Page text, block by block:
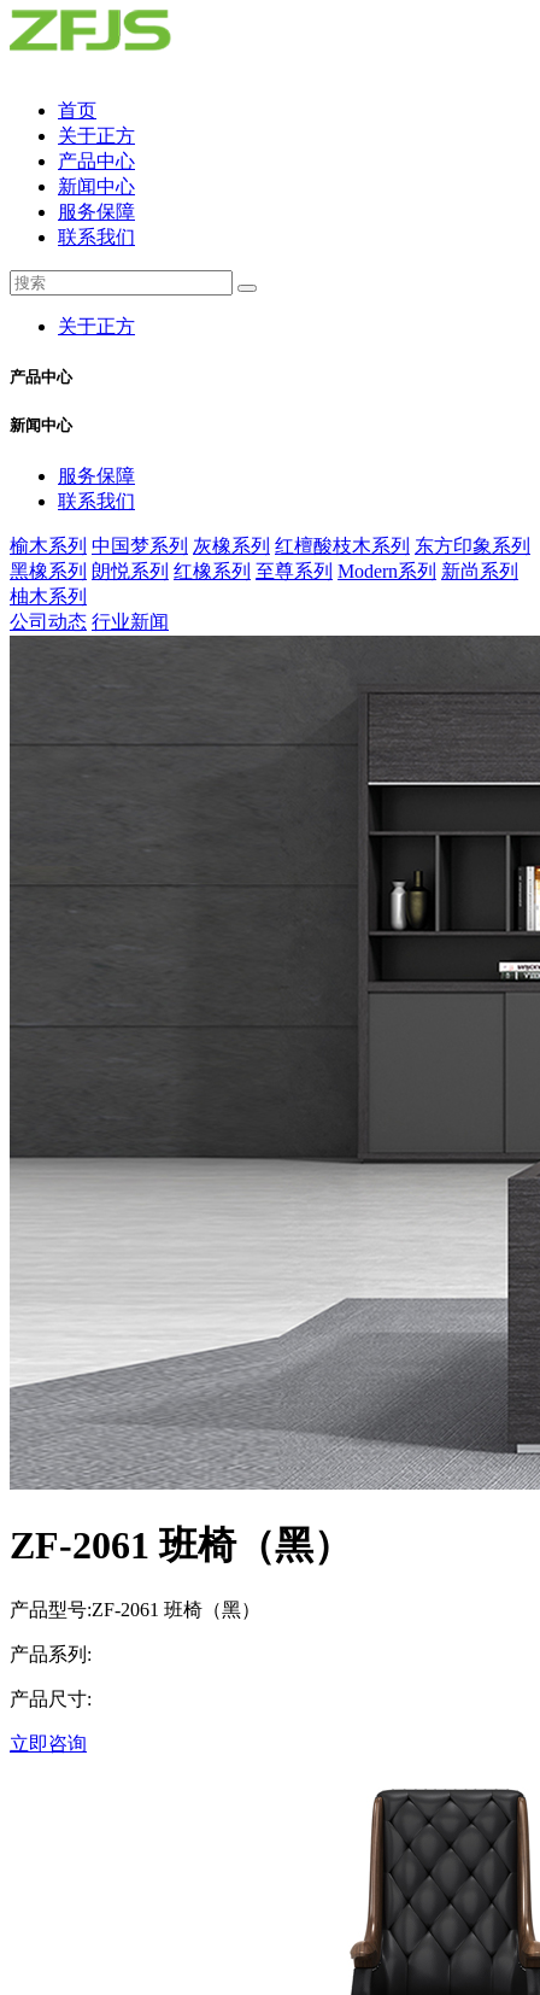
首页
关于正方
产品中心
新闻中心
服务保障
联系我们
关于正方
产品中心
新闻中心
服务保障
联系我们
榆木系列 中国梦系列 灰橡系列 红檀酸枝木系列 东方印象系列
黑橡系列 朗悦系列 红橡系列 至尊系列 Modern系列 新尚系列
柚木系列
公司动态 行业新闻
ZF-2061 班椅（黑）
产品型号:ZF-2061 班椅（黑）
产品系列:
产品尺寸:
立即咨询